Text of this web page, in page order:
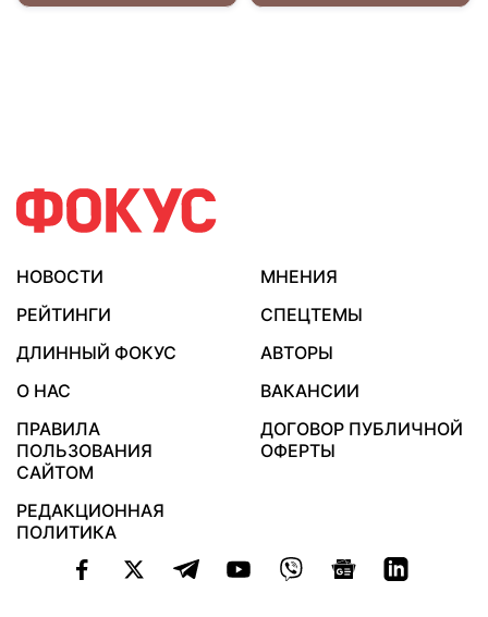
НОВОСТИ
МНЕНИЯ
РЕЙТИНГИ
СПЕЦТЕМЫ
ДЛИННЫЙ ФОКУС
АВТОРЫ
О НАС
ВАКАНСИИ
ПРАВИЛА
ПОЛЬЗОВАНИЯ
САЙТОМ
ДОГОВОР ПУБЛИЧНОЙ
ОФЕРТЫ
РЕДАКЦИОННАЯ
ПОЛИТИКА